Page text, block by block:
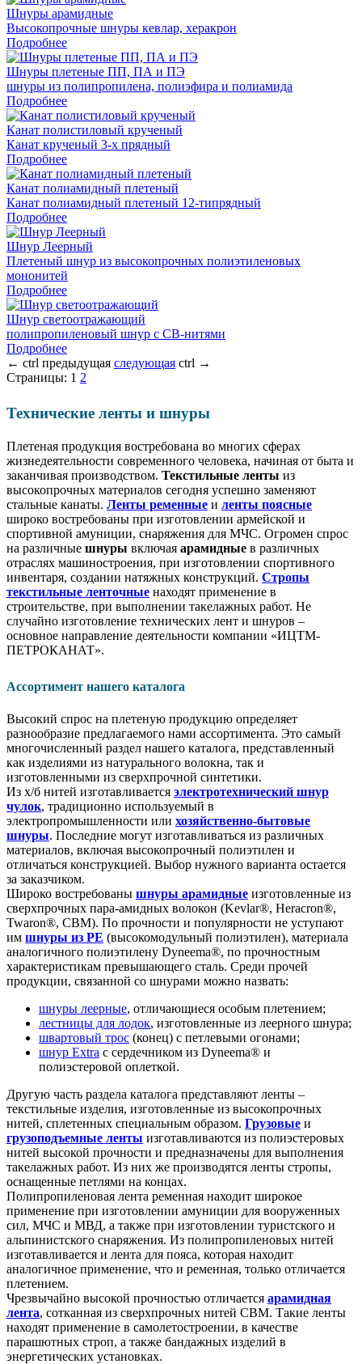
Шнуры арамидные
Высокопрочные шнуры кевлар, херакрон
Подробнее
Шнуры плетеные ПП, ПА и ПЭ
шнуры из полипропилена, полиэфира и полиамида
Подробнее
Канат полистиловый крученый
Канат крученый 3-х прядный
Подробнее
Канат полиамидный плетеный
Канат полиамидный плетеный 12-типрядный
Подробнее
Шнур Леерный
Плетеный шнур из высокопрочных полиэтиленовых
мононитей
Подробнее
Шнур светоотражающий
полипропиленовый шнур с СВ-нитями
Подробнее
← ctrl предыдущая следующая ctrl →
Страницы: 1 2
Технические ленты и шнуры
Плетеная продукция востребована во многих сферах
жизнедеятельности современного человека, начиная от быта и
заканчивая производством. Текстильные ленты из
высокопрочных материалов сегодня успешно заменяют
стальные канаты. Ленты ременные и ленты поясные
широко востребованы при изготовлении армейской и
спортивной амуниции, снаряжения для МЧС. Огромен спрос
на различные шнуры включая арамидные в различных
отраслях машиностроения, при изготовлении спортивного
инвентаря, создании натяжных конструкций. Стропы
текстильные ленточные находят применение в
строительстве, при выполнении такелажных работ. Не
случайно изготовление технических лент и шнуров –
основное направление деятельности компании «ИЦТМ-
ПЕТРОКАНАТ».
Ассортимент нашего каталога
Высокий спрос на плетеную продукцию определяет
разнообразие предлагаемого нами ассортимента. Это самый
многочисленный раздел нашего каталога, представленный
как изделиями из натурального волокна, так и
изготовленными из сверхпрочной синтетики.
Из х/б нитей изготавливается электротехнический шнур
чулок, традиционно используемый в
электропромышленности или хозяйственно-бытовые
шнуры. Последние могут изготавливаться из различных
материалов, включая высокопрочный полиэтилен и
отличаться конструкцией. Выбор нужного варианта остается
за заказчиком.
Широко востребованы шнуры арамидные изготовленные из
сверхпрочных пара-амидных волокон (Kevlar®, Heracron®,
Twaron®, СВМ). По прочности и популярности не уступают
им шнуры из PE (высокомодульный полиэтилен), материала
аналогичного полиэтилену Dyneema®, по прочностным
характеристикам превышающего сталь. Среди прочей
продукции, связанной со шнурами можно назвать:
шнуры леерные, отличающиеся особым плетением;
лестницы для лодок, изготовленные из леерного шнура;
швартовый трос (конец) с петлевыми огонами;
шнур Extra с сердечником из Dyneema® и
полиэстеровой оплеткой.
Другую часть раздела каталога представляют ленты –
текстильные изделия, изготовленные из высокопрочных
нитей, сплетенных специальным образом. Грузовые и
грузоподъемные ленты изготавливаются из полиэстеровых
нитей высокой прочности и предназначены для выполнения
такелажных работ. Из них же производятся ленты стропы,
оснащенные петлями на концах.
Полипропиленовая лента ременная находит широкое
применение при изготовлении амуниции для вооруженных
сил, МЧС и МВД, а также при изготовлении туристского и
альпинистского снаряжения. Из полипропиленовых нитей
изготавливается и лента для пояса, которая находит
аналогичное применение, что и ременная, только отличается
плетением.
Чрезвычайно высокой прочностью отличается арамидная
лента, сотканная из сверхпрочных нитей СВМ. Такие ленты
находят применение в самолетостроении, в качестве
парашютных строп, а также бандажных изделий в
энергетических установках.